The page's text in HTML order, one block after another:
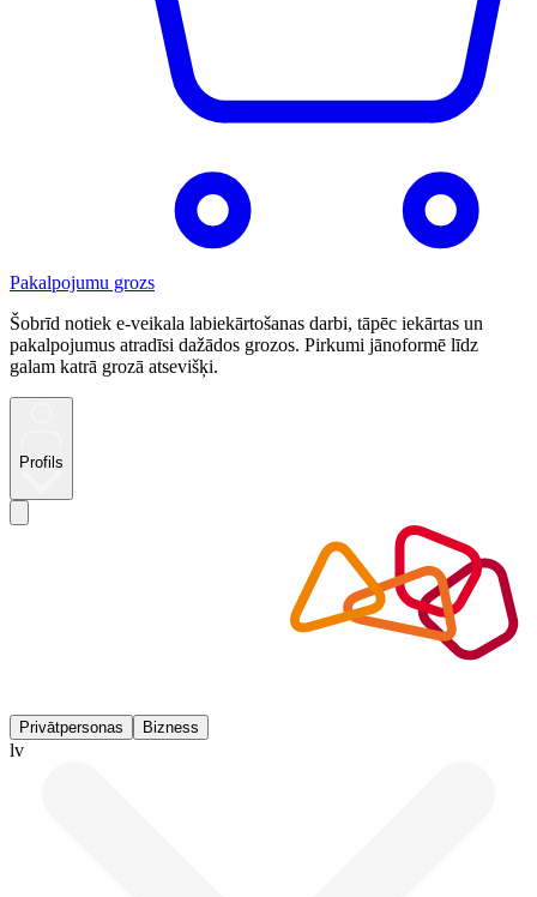
Pakalpojumu grozs
Šobrīd notiek e-veikala labiekārtošanas darbi, tāpēc iekārtas un
pakalpojumus atradīsi dažādos grozos. Pirkumi jānoformē līdz
galam katrā grozā atsevišķi.
Profils
Privātpersonas Bizness
lv